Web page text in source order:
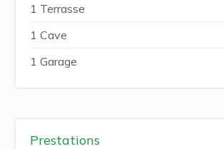
1 Terrasse
1 Cave
1 Garage
Prestations